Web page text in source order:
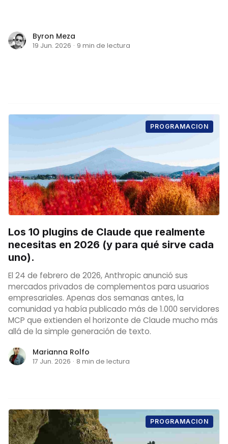
Byron Meza
19 Jun. 2026 · 9 min de lectura
PROGRAMACION
Los 10 plugins de Claude que realmente
necesitas en 2026 (y para qué sirve cada
uno).
El 24 de febrero de 2026, Anthropic anunció sus
mercados privados de complementos para usuarios
empresariales. Apenas dos semanas antes, la
comunidad ya había publicado más de 1.000 servidores
MCP que extienden el horizonte de Claude mucho más
allá de la simple generación de texto.
Marianna Rolfo
17 Jun. 2026 · 8 min de lectura
PROGRAMACION